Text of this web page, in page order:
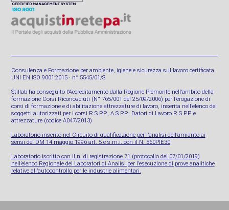
Consulenza e Formazione per ambiente, igiene e sicurezza sul lavoro certificata
UNI EN ISO 9001:2015 · n° 5545/01/S
Stillab ha conseguito l’Accreditamento dalla Regione Piemonte nell’ambito della
formazione Corsi Riconosciuti (N° 765/001 del 25/09/2006) per l’erogazione di
corsi di formazione e di abilitazione attrezzature di lavoro, inserita nell’elenco dei
soggetti autorizzati per i corsi R.S.P.P., A.S.P.P., Datori di Lavoro R.S.P.P. e
attrezzature (codice A047/2013)
Laboratorio inserito nel Circuito di qualificazione per l’analisi dell’amianto ai
sensi del DM 14 maggio 1996 art. 5 e s.m.i. con il N. 560PIE30
Laboratorio iscritto con il n. di registrazione 71 (protocollo del 07/01/2019)
nell’elenco Regionale dei Laboratori di Analisi per l’esecuzione di prove analitiche
relative all’autocontrollo per le industrie alimentari.